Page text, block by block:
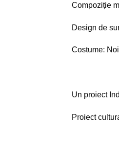
Compoziție
Design de
Costume:
Un proiect
Proiect